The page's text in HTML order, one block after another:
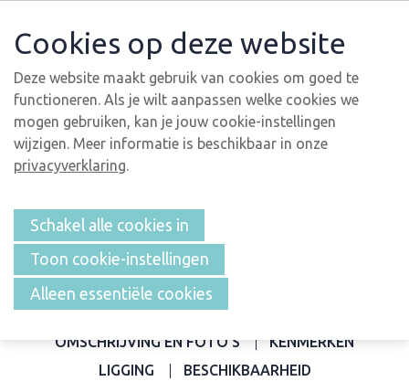
OVERZICHT
OMSCHRIJVING EN FOTO'S
KENMERKEN
LIGGING
BESCHIKBAARHEID
Cookies op deze website
Deze website maakt gebruik van cookies om goed te
functioneren. Als je wilt aanpassen welke cookies we
mogen gebruiken, kan je jouw cookie-instellingen
wijzigen. Meer informatie is beschikbaar in onze
privacyverklaring.
Schakel alle cookies in
Toon cookie-instellingen
Alleen essentiële cookies